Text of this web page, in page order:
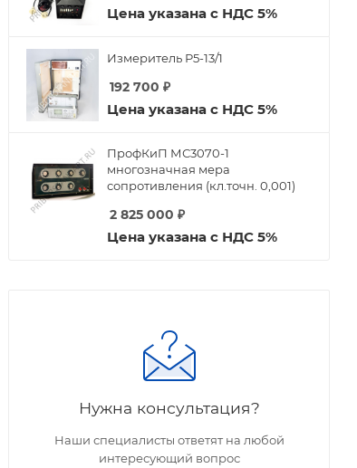
Есть в наличии
Арт.: СГ-18С
Есть в наличии
Арт.: СГ-18П
Цена указана с НДС 5%
Измеритель Р5-13/1
192 700 ₽
Цена указана с НДС 5%
ПрофКиП МС3070-1
многозначная мера
сопротивления (кл.точн. 0,001)
2 825 000 ₽
Цена указана с НДС 5%
Нужна консультация?
Наши специалисты ответят на любой
интересующий вопрос